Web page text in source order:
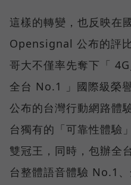
這樣的轉變，也反映在
Opensignal 公布的評
哥大不僅率先奪下「
全台 No.1 」國際級榮
公布的台灣行動網路體
台獨有的「可靠性體驗
雙冠王，同時，包辦全
台整體語音體驗 No.1